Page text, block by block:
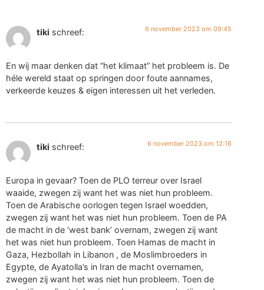
tiki schreef: 6 november 2023 om 09:45
En wij maar denken dat “het klimaat” het probleem is. De
héle wereld staat op springen door foute aannames,
verkeerde keuzes & eigen interessen uit het verleden.
tiki schreef: 6 november 2023 om 12:16
Europa in gevaar? Toen de PLO terreur over Israel
waaide, zwegen zij want het was niet hun probleem.
Toen de Arabische oorlogen tegen Israel woedden,
zwegen zij want het was niet hun probleem. Toen de PA
de macht in de ‘west bank’ overnam, zwegen zij want
het was niet hun probleem. Toen Hamas de macht in
Gaza, Hezbollah in Libanon , de Moslimbroeders in
Egypte, de Ayatolla’s in Iran de macht overnamen,
zwegen zij want het was niet hun probleem. Toen de